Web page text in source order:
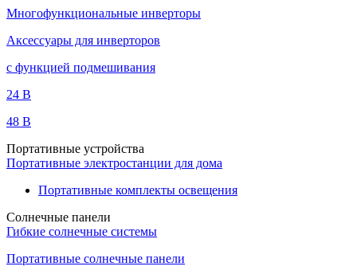
Многофункциональные инверторы
Аксессуары для инверторов
с функцией подмешивания
24 B
48 B
Портативные устройства
Портативные электростанции для дома
Портативные комплекты освещения
Солнечные панели
Гибкие солнечные системы
Портативные солнечные панели